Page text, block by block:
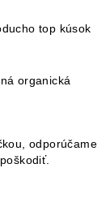
top kúsok
organická
odporúčame